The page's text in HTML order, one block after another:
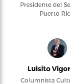
Presidente del
Puerto
Luisito
Columnista